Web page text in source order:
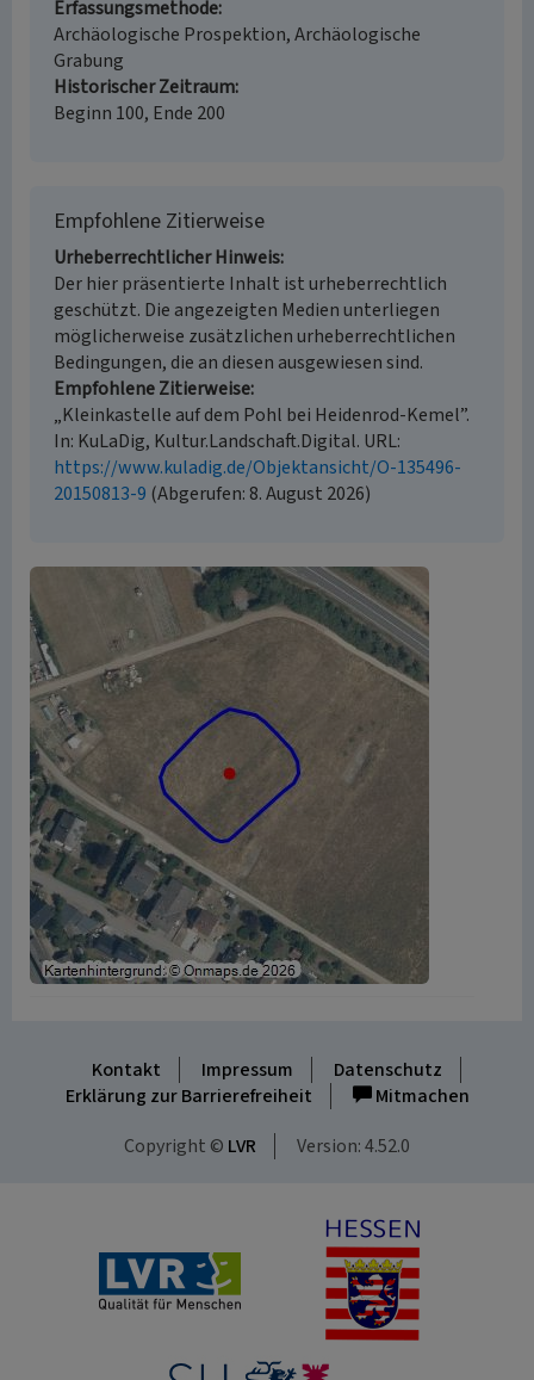
Erfassungsmethode
Archäologische Prospektion, Archäologische
Grabung
Historischer Zeitraum
Beginn 100, Ende 200
Empfohlene Zitierweise
Urheberrechtlicher Hinweis
Der hier präsentierte Inhalt ist urheberrechtlich
geschützt. Die angezeigten Medien unterliegen
möglicherweise zusätzlichen urheberrechtlichen
Bedingungen, die an diesen ausgewiesen sind.
Empfohlene Zitierweise
„Kleinkastelle auf dem Pohl bei Heidenrod-Kemel”.
In: KuLaDig, Kultur.Landschaft.Digital. URL:
https://www.kuladig.de/Objektansicht/O-135496-
20150813-9 (Abgerufen: 8. August 2026)
Kontakt Impressum
Datenschutz
Erklärung zur Barrierefreiheit
Mitmachen
Copyright © LVR Version: 4.52.0